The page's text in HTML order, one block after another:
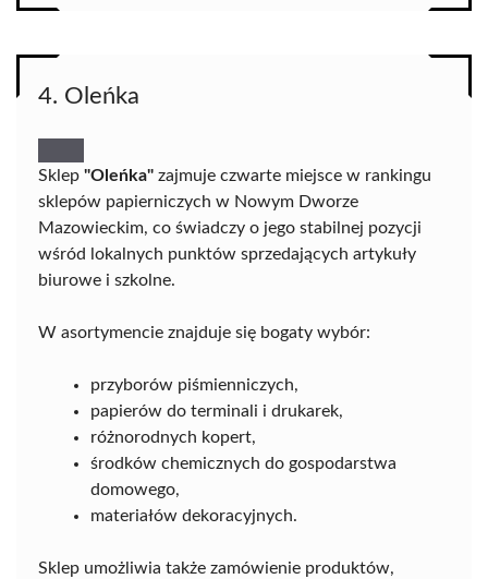
4. Oleńka
Sklep "Oleńka" zajmuje czwarte miejsce w rankingu
sklepów papierniczych w Nowym Dworze
Mazowieckim, co świadczy o jego stabilnej pozycji
wśród lokalnych punktów sprzedających artykuły
biurowe i szkolne.
W asortymencie znajduje się bogaty wybór:
przyborów piśmienniczych,
papierów do terminali i drukarek,
różnorodnych kopert,
środków chemicznych do gospodarstwa
domowego,
materiałów dekoracyjnych.
Sklep umożliwia także zamówienie produktów,